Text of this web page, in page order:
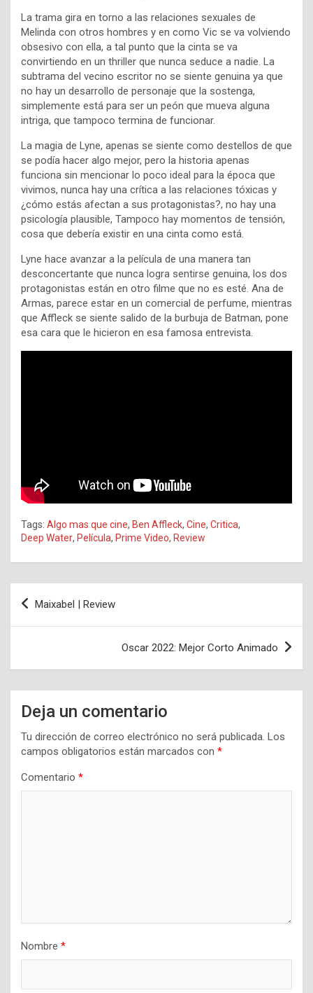
La trama gira en torno a las relaciones sexuales de
Melinda con otros hombres y en como Vic se va volviendo
obsesivo con ella, a tal punto que la cinta se va
convirtiendo en un thriller que nunca seduce a nadie. La
subtrama del vecino escritor no se siente genuina ya que
no hay un desarrollo de personaje que la sostenga,
simplemente está para ser un peón que mueva alguna
intriga, que tampoco termina de funcionar.
La magia de Lyne, apenas se siente como destellos de que
se podía hacer algo mejor, pero la historia apenas
funciona sin mencionar lo poco ideal para la época que
vivimos, nunca hay una crítica a las relaciones tóxicas y
¿cómo estás afectan a sus protagonistas?, no hay una
psicología plausible, Tampoco hay momentos de tensión,
cosa que debería existir en una cinta como está.
Lyne hace avanzar a la película de una manera tan
desconcertante que nunca logra sentirse genuina, los dos
protagonistas están en otro filme que no es esté. Ana de
Armas, parece estar en un comercial de perfume, mientras
que Affleck se siente salido de la burbuja de Batman, pone
esa cara que le hicieron en esa famosa entrevista.
Tags: Algo mas que cine, Ben Affleck, Cine, Critica,
Deep Water, Película, Prime Video, Review
Navegación
de
Maixabel | Review
Oscar 2022: Mejor Corto Animado
Deja un comentario
Tu dirección de correo electrónico no será publicada. Los
campos obligatorios están marcados con *
Comentario *
Nombre *